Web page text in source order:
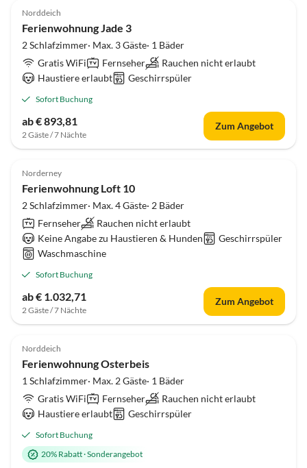
Norddeich
Ferienwohnung Jade 3
2 Schlafzimmer· Max. 3 Gäste· 1 Bäder
Gratis WiFi
Fernseher
Rauchen nicht erlaubt
Haustiere erlaubt
Geschirrspüler
Sofort Buchung
ab € 893,81
2 Gäste / 7 Nächte
Zum Angebot
4.6 (14)
Norderney
Ferienwohnung Loft 10
2 Schlafzimmer· Max. 4 Gäste· 2 Bäder
Fernseher
Rauchen nicht erlaubt
Keine Angabe zu Haustieren & Hunden
Geschirrspüler
Waschmaschine
Sofort Buchung
ab € 1.032,71
2 Gäste / 7 Nächte
Zum Angebot
4.6 (13)
Norddeich
Ferienwohnung Osterbeis
1 Schlafzimmer· Max. 2 Gäste· 1 Bäder
Gratis WiFi
Fernseher
Rauchen nicht erlaubt
Haustiere erlaubt
Geschirrspüler
Sofort Buchung
20% Rabatt·Sonderangebot